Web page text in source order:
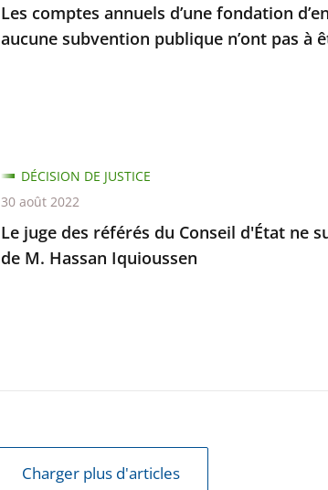
Les comptes annuels d’une fondation
aucune subvention publique n’ont pas à
Le juge des référés du Conseil d'État ne
de M. Hassan Iquioussen
DÉCISION DE JUSTICE
30 août 2022
Charger plus d'articles